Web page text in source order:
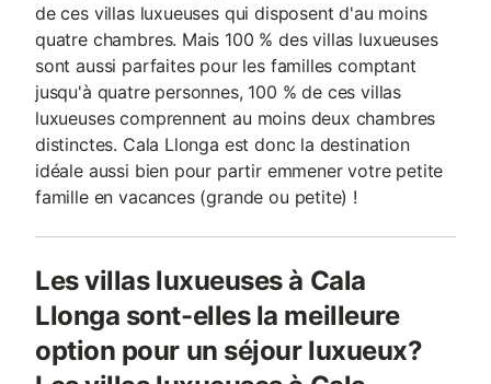
de ces villas luxueuses qui disposent d'au moins
quatre chambres. Mais 100 % des villas luxueuses
sont aussi parfaites pour les familles comptant
jusqu'à quatre personnes, 100 % de ces villas
luxueuses comprennent au moins deux chambres
distinctes. Cala Llonga est donc la destination
idéale aussi bien pour partir emmener votre petite
famille en vacances (grande ou petite) !
Les villas luxueuses à Cala
Llonga sont-elles la meilleure
option pour un séjour luxueux?